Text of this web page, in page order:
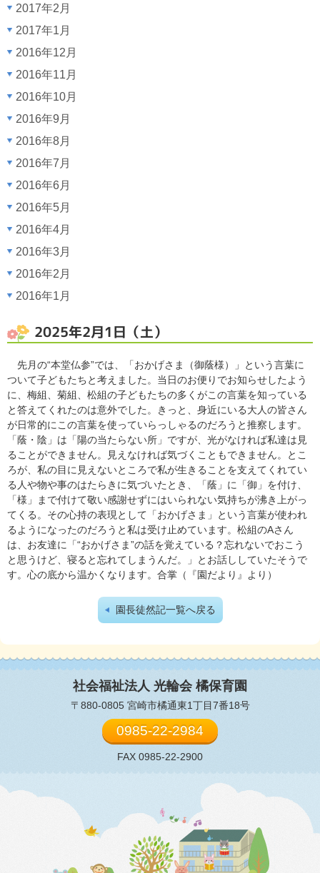
2017年2月
2017年1月
2016年12月
2016年11月
2016年10月
2016年9月
2016年8月
2016年7月
2016年6月
2016年5月
2016年4月
2016年3月
2016年2月
2016年1月
2025年2月1日（土）
先月の“本堂仏参”では、「おかげさま（御蔭様）」という言葉に
ついて子どもたちと考えました。当日のお便りでお知らせしたよう
に、梅組、菊組、松組の子どもたちの多くがこの言葉を知っている
と答えてくれたのは意外でした。きっと、身近にいる大人の皆さん
が日常的にこの言葉を使っていらっしゃるのだろうと推察します。
「蔭・陰」は「陽の当たらない所」ですが、光がなければ私達は見
ることができません。見えなければ気づくこともできません。とこ
ろが、私の目に見えないところで私が生きることを支えてくれてい
る人や物や事のはたらきに気づいたとき、「蔭」に「御」を付け、
「様」まで付けて敬い感謝せずにはいられない気持ちが沸き上がっ
てくる。その心持の表現として「おかげさま」という言葉が使われ
るようになったのだろうと私は受け止めています。松組のAさん
は、お友達に「“おかげさま”の話を覚えている？忘れないでおこう
と思うけど、寝ると忘れてしまうんだ。」とお話ししていたそうで
す。心の底から温かくなります。合掌（『園だより』より）
園長徒然記一覧へ戻る
社会福祉法人 光輪会 橘保育園
〒880-0805 宮崎市橘通東1丁目7番18号
0985-22-2984
FAX 0985-22-2900